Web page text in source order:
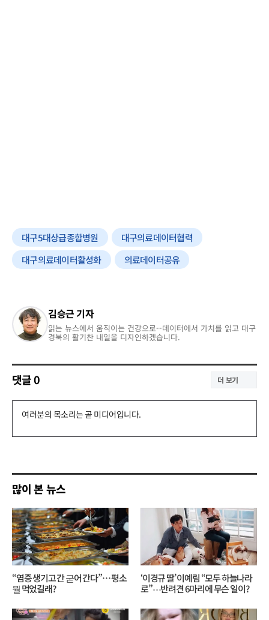
대구5대상급종합병원
대구의료데이터협력
대구의료데이터활성화
의료데이터공유
김승근 기자
읽는 뉴스에서 움직이는 건강으로--데이터에서 가치를 읽고 대구
경북의 활기찬 내일을 디자인하겠습니다.
댓글0 더 보기
댓
기
많이 본 뉴스
“염증 생기고 간 굳어 간다”… 평소
뭘 먹었길래?
‘이경규 딸’ 이예림 “모두 하늘나라
로”⋯반려견 6마리에 무슨 일이?